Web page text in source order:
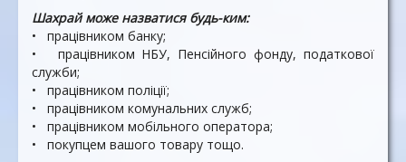
Шахрай може назватися будь-ким:
• працівником банку;
• працівником НБУ, Пенсійно­го фонду, податкової
служби;
• працівником поліції;
• працівником комунальних служб;
• працівником мобільного оператора;
• покупцем вашого товару тощо.